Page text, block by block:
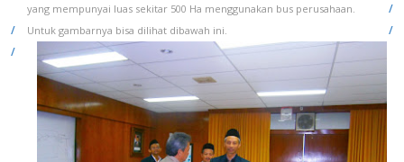
yang mempunyai luas sekitar 500 Ha menggunakan bus perusahaan.
Untuk gambarnya bisa dilihat dibawah ini.